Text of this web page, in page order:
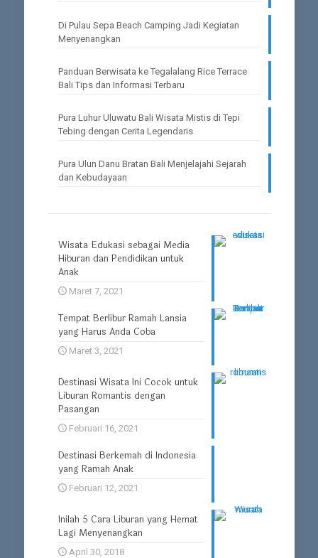
Di Pulau Sepa Beach Camping Jadi Kegiatan
Menyenangkan
Panduan Berwisata ke Tegalalang Rice Terrace
Bali Tips dan Informasi Terbaru
Pura Luhur Uluwatu Bali Wisata Mistis di Tepi
Tebing dengan Cerita Legendaris
Pura Ulun Danu Bratan Bali Menjelajahi Sejarah
dan Kebudayaan
Wisata Edukasi sebagai Media
Hiburan dan Pendidikan untuk
Anak
Maret 7, 2021
Tempat Berlibur Ramah Lansia
yang Harus Anda Coba
Maret 3, 2021
Destinasi Wisata Ini Cocok untuk
Liburan Romantis dengan
Pasangan
Februari 16, 2021
Destinasi Berkemah di Indonesia
yang Ramah Anak
Februari 12, 2021
Inilah 5 Cara Liburan yang Hemat
Lagi Menyenangkan
April 30, 2018